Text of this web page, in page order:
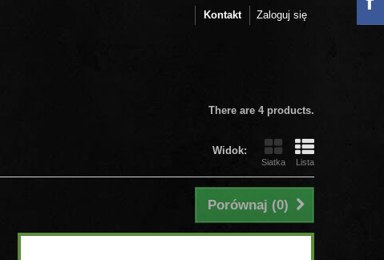
Zaloguj się
Kontakt
There are 4 products.
Widok:
Siatka Lista
Porównaj (0)